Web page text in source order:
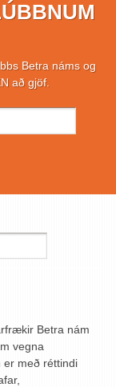
Betra náms og
að gjöf.
Betra nám
vegna
er með réttindi